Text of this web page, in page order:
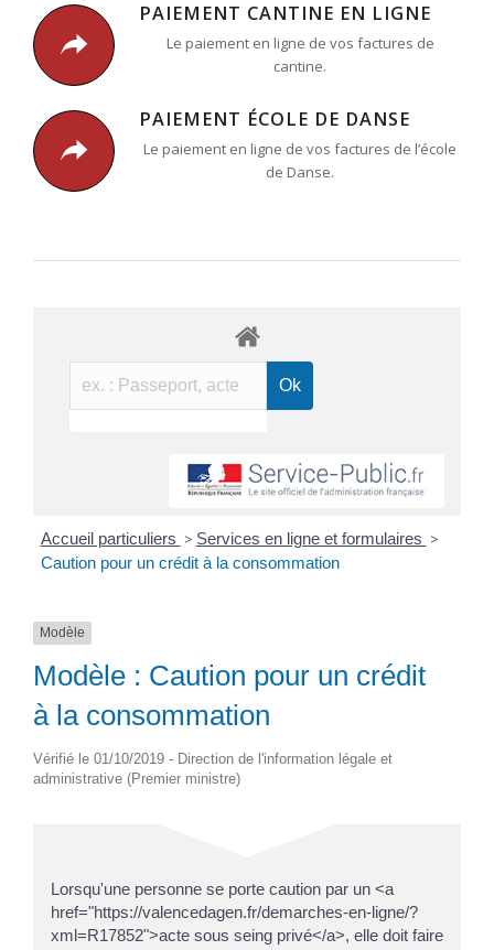
PAIEMENT CANTINE EN LIGNE
Le paiement en ligne de vos factures de
cantine.
PAIEMENT ÉCOLE DE DANSE
Le paiement en ligne de vos factures de l’école
de Danse.
Accueil particuliers > Services en ligne et formulaires >
Caution pour un crédit à la consommation
Modèle
Modèle : Caution pour un crédit
à la consommation
Vérifié le 01/10/2019 - Direction de l'information légale et
administrative (Premier ministre)
Lorsqu'une personne se porte caution par un <a
href="https://valencedagen.fr/demarches-en-ligne/?
xml=R17852">acte sous seing privé</a>, elle doit faire